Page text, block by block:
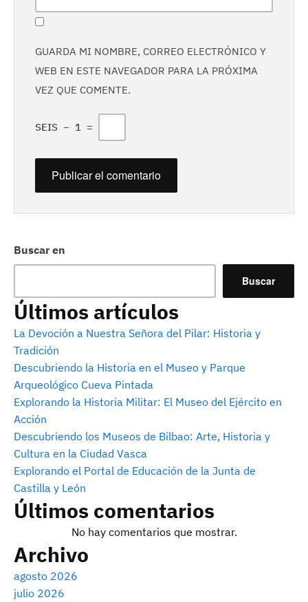
Buscar en
Buscar
Últimos artículos
La Devoción a Nuestra Señora del Pilar: Historia y
Tradición
Descubriendo la Historia en el Museo y Parque
Arqueológico Cueva Pintada
Explorando la Historia Militar: El Museo del Ejército en
Acción
Descubriendo los Museos de Bilbao: Arte, Historia y
Cultura en la Ciudad Vasca
Explorando el Portal de Educación de la Junta de
Castilla y León
Últimos comentarios
No hay comentarios que mostrar.
Archivo
agosto 2026
julio 2026
GUARDA MI NOMBRE, CORREO ELECTRÓNICO Y
WEB EN ESTE NAVEGADOR PARA LA PRÓXIMA
VEZ QUE COMENTE.
SEIS − 1 =